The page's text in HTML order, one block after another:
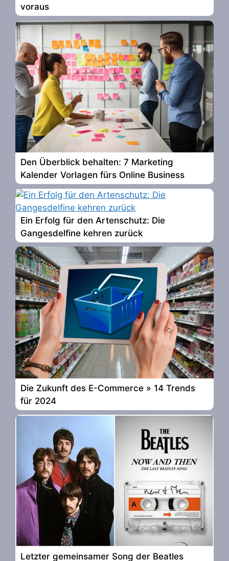
voraus
Den Überblick behalten: 7 Marketing
Kalender Vorlagen fürs Online Business
Ein Erfolg für den Artenschutz: Die
Gangesdelfine kehren zurück
Die Zukunft des E-Commerce » 14 Trends
für 2024
Letzter gemeinsamer Song der Beatles